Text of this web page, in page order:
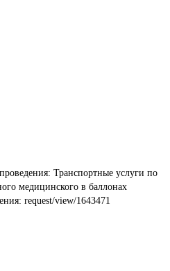
Транспортные услуги по
медицинского в баллонах
request/view/1643471